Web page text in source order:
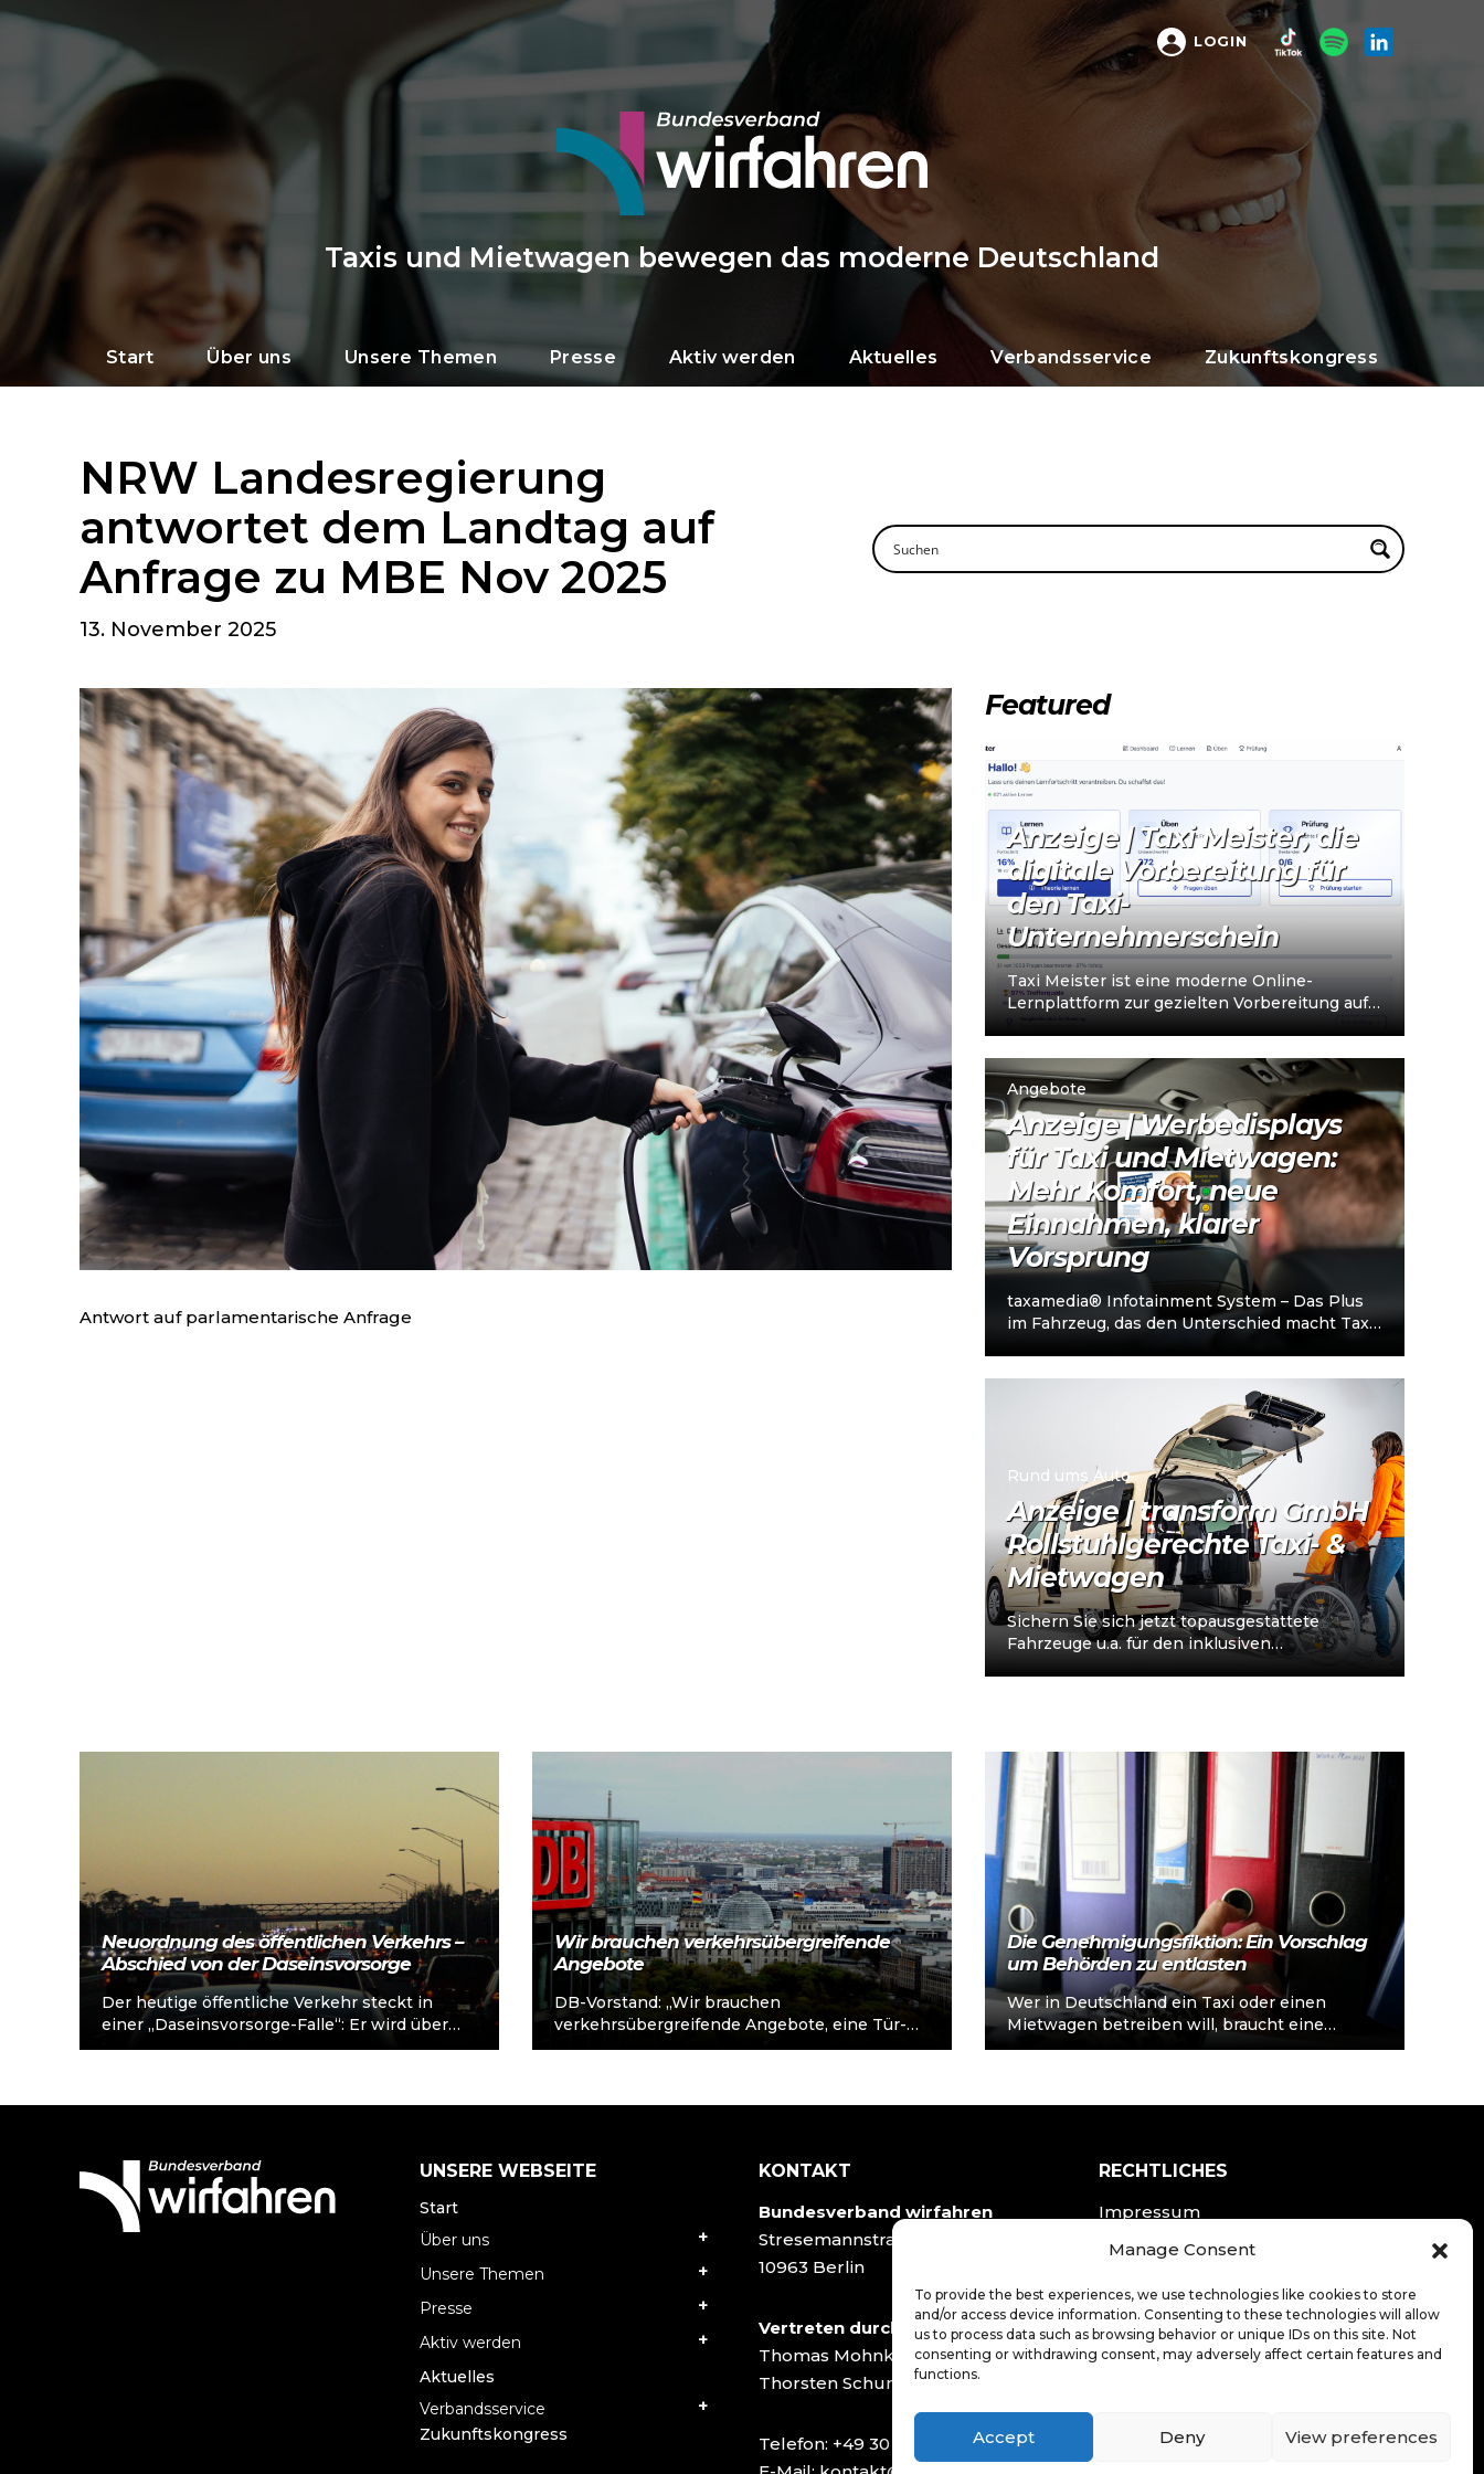
Manage Consent
To provide the best experiences, we use technologies like cookies to store
and/or access device information. Consenting to these technologies will allow
us to process data such as browsing behavior or unique IDs on this site. Not
consenting or withdrawing consent, may adversely affect certain features and
functions.
Accept Deny View preferences
LOGIN
Taxis und Mietwagen bewegen das moderne Deutschland
Start Über uns Unsere Themen Presse Aktiv werden Aktuelles Verbandsservice Zukunftskongress
NRW Landesregierung
antwortet dem Landtag auf
Anfrage zu MBE Nov 2025
13. November 2025
Antwort auf parlamentarische Anfrage
Featured
Mehr lesen
Anzeige | Taxi Meister, die
digitale Vorbereitung für
den Taxi-
Unternehmerschein
Taxi Meister ist eine moderne Online-
Lernplattform zur gezielten Vorbereitung auf
den Taxi- und Mietwagen-
richtet sich an…
Mehr lesen Angebote
Anzeige | Werbedisplays
für Taxi und Mietwagen:
Mehr Komfort, neue
Einnahmen, klarer
Vorsprung
taxamedia® Infotainment System – Das Plus
im Fahrzeug, das den Unterschied macht Taxi-
Rund ums Auto
Anzeige | transform GmbH
Rollstuhlgerechte Taxi- &
Mietwagen
Sichern Sie sich jetzt topausgestattete
Fahrzeuge u.a. für den inklusiven
Neuordnung des öffentlichen Verkehrs –
Abschied von der Daseinsvorsorge
Der heutige öffentliche Verkehr steckt in
einer „Daseinsvorsorge-Falle“: Er wird über
Grundfinanzierung als Alibi für eine
Wir brauchen verkehrsübergreifende
Angebote
DB-Vorstand: „Wir brauchen
verkehrsübergreifende Angebote, eine Tür-
zu-Tür-Alltagsmobilität“ Der ÖPNV ist im
Mehr lesen
Die Genehmigungsfiktion: Ein Vorschlag
um Behörden zu entlasten
Wer in Deutschland ein Taxi oder einen
Mietwagen betreiben will, braucht eine
Konzession. Erteilt wird sie von der örtlichen
UNSERE WEBSEITE
Start
Über uns
Unsere Themen
Presse
Aktiv werden
Aktuelles
Verbandsservice
Zukunftskongress
KONTAKT
Bundesverband wirfahren
Stresemannstraße 78
10963 Berlin
Vertreten durch:
Thomas Mohnke
Thorsten Schumacher
Telefon: +49 30 4050292720
RECHTLICHES
Impressum
Datenschutzerklärung
LOGIN